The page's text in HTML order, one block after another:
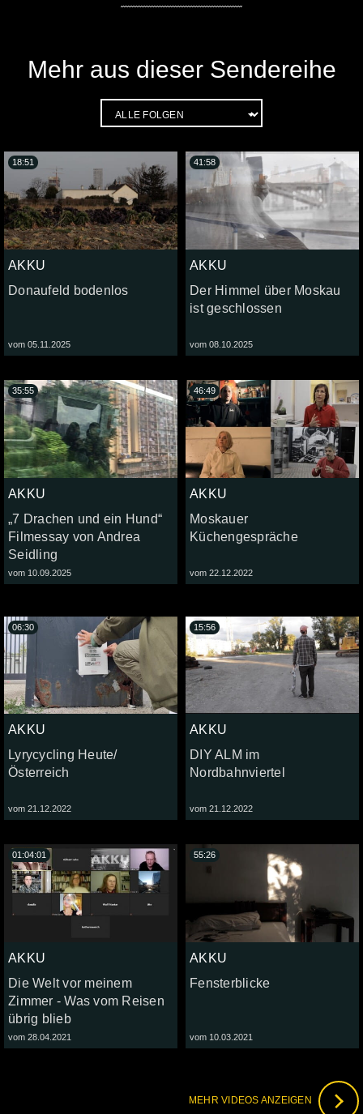
Mehr aus dieser Sendereihe
AKKU
Donaufeld bodenlos
vom 05.11.2025
18:51
AKKU
Der Himmel über Moskau
ist geschlossen
vom 08.10.2025
41:58
AKKU
„7 Drachen und ein Hund“
Filmessay von Andrea
Seidling
vom 10.09.2025
35:55
AKKU
Moskauer
Küchengespräche
vom 22.12.2022
46:49
AKKU
Lyrycycling Heute/
Österreich
vom 21.12.2022
06:30
AKKU
DIY ALM im
Nordbahnviertel
vom 21.12.2022
15:56
AKKU
Die Welt vor meinem
Zimmer - Was vom Reisen
übrig blieb
vom 28.04.2021
01:04:01
AKKU
Fensterblicke
vom 10.03.2021
55:26
MEHR VIDEOS ANZEIGEN